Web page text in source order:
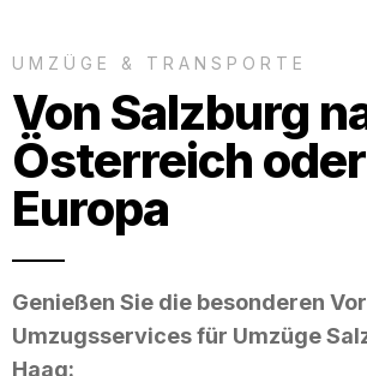
UMZÜGE & TRANSPORTE
Von Salzburg
Österreich oder
Europa
Genießen Sie die besonderen
Umzugsservices für Umzüge
Haag: